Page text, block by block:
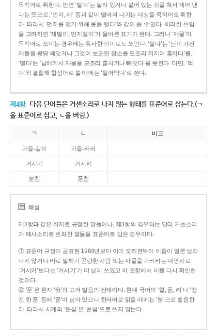
목적어로 취한다. 반면 ‘떨다’는 달려 있거나 붙어 있는 것을 쳐서 떼어 낸
다는 뜻으로, ‘먼지, 재’ 등과 같이 떨어져 나가는 대상을 목적어로 취한
다. 따라서 ‘먼지를 떨기 위해 옷을 털다’와 같이 쓸 수 있다. 이러한 쓰임
을 고려하면 ‘재떨이, 먼지떨이’가 올바른 표기가 된다. 그러나 ‘재물’이
목적어로 쓰이는 경우에는 유사한 의미로도 쓰인다. ‘털다’는 ‘남이 가진
재물을 몽땅 빼앗거나 그것이 보관된 장소를 모조리 뒤지어 훔치다’를,
‘떨다’는 ‘남에게서 재물을 모조리 훔치거나 빼앗다’를 뜻한다. 다만, ‘먹
다’와 결합해 합성어로 쓸 때에는 ‘털어먹다’로 쓴다.
제4항 다음 단어들은 거센소리로 나지 않는 형태를 표준어로 삼는다.(ㄱ
을 표준어로 삼고, ㄴ을 버림.)
ㄱ ㄴ 비고
가을-갈이 가을-카리
거시기 거시키
분침 푼침
해설
제3항과 같은 취지로 규정한 말들이나, 제3항의 경우와는 달리 거센소리
가 예사소리로 변화한 말들을 표준어로 삼은 경우이다.
① 표준어 규정이 공표된 1988년보다 이미 오래전부터 이름이 얼른 생각
나지 않거나 바로 말하기 곤란한 사람 또는 사물을 가리키는 대명사로
‘거시키’보다는 ‘거시기’가 더 널리 쓰였고 이 조항에서 이를 다시 확인한
것이다.
② ‘푼’은 한자 ‘分’의 고어 발음의 잔재이다. 현대 국어의 ‘할, 푼, 리’나 ‘땡
전 한 푼’ 등에 ‘푼’이 남아 있으나 한자어로 읽을 때에는 ‘분’으로 발음한
다. 따라서 시계의 ‘분침’은 ‘푼침’으로 쓰지 않는다.